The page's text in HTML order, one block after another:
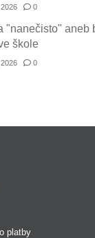
0
"nanečisto" aneb
škole
0
platby